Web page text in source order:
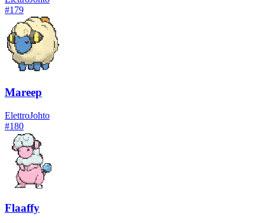
#179
Mareep
ElettroJohto
#180
Flaaffy